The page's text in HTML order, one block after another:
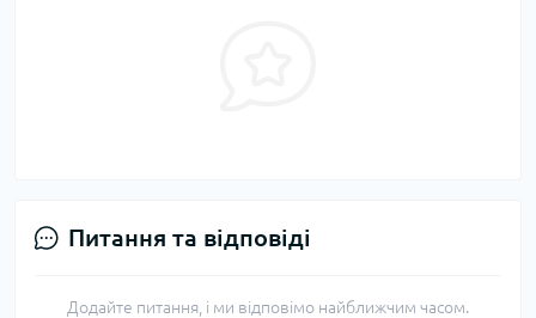
Питання та відповіді
Додайте питання, і ми відповімо найближчим часом.